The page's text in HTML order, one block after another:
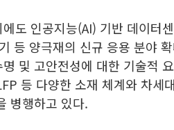
도 인공지능(AI) 기반 데이터
등 양극재의 신규 응용 분야
및 고안전성에 대한 기술적
등 다양한 소재 체계와 차세
병행하고 있다.